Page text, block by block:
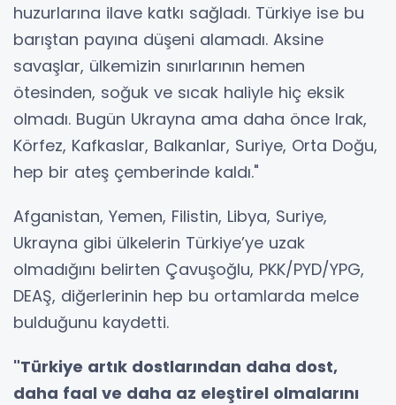
huzurlarına ilave katkı sağladı. Türkiye ise bu
barıştan payına düşeni alamadı. Aksine
savaşlar, ülkemizin sınırlarının hemen
ötesinden, soğuk ve sıcak haliyle hiç eksik
olmadı. Bugün Ukrayna ama daha önce Irak,
Körfez, Kafkaslar, Balkanlar, Suriye, Orta Doğu,
hep bir ateş çemberinde kaldı."
Afganistan, Yemen, Filistin, Libya, Suriye,
Ukrayna gibi ülkelerin Türkiye’ye uzak
olmadığını belirten Çavuşoğlu, PKK/PYD/YPG,
DEAŞ, diğerlerinin hep bu ortamlarda melce
bulduğunu kaydetti.
"Türkiye artık dostlarından daha dost,
daha faal ve daha az eleştirel olmalarını